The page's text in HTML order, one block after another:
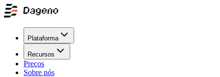
Plataforma
Recursos
Preços
Sobre nós